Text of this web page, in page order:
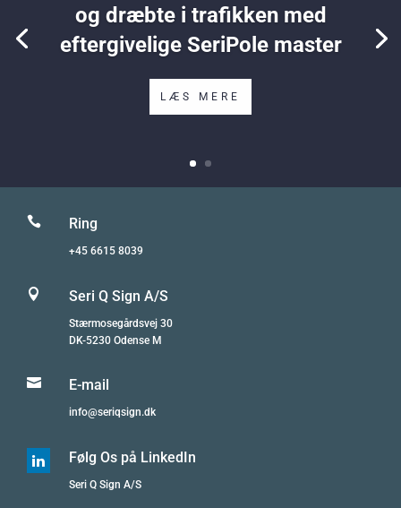
og dræbte i trafikken med
eftergivelige SeriPole master
LÆS MERE
 Ring
+45 6615 8039
 Seri Q Sign A/S
Stærmosegårdsvej 30
DK-5230 Odense M
 E-mail
info@seriqsign.dk
 Følg Os på LinkedIn
Seri Q Sign A/S